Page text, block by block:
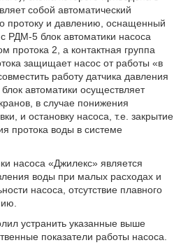
собой автоматический
протоку и давлению, оснащенный
5 блок автоматики насоса
протока 2, а контактная группа
защищает насос от работы «в
работу датчика давления
автоматики осуществляет
в случае понижения
и остановку насоса, т.е. закрытие
протока воды в системе
насоса «Джилекс» является
воды при малых расходах и
насоса, отсутствие плавного
устранить указанные выше
показатели работы насоса.